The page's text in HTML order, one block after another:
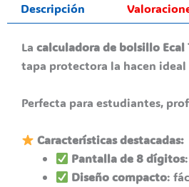
Descripción
La calculadora de bolsillo Ecal
tapa protectora la hacen ideal
Perfecta para estudiantes,
Características destacadas:
Pantalla de 8 dígitos
Diseño compacto: